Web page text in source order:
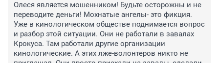
Олеся является мошенником! Будьте осторожны и не
переводите деньги! Мохнатые ангелы- это фикция.
Уже в кинологическом обществе поднимается вопрос
и разбор этой ситуации. Они не работали в завалах
Крокуса. Там работали другие организации
кинологические. А этих лже-волонтеров никто не